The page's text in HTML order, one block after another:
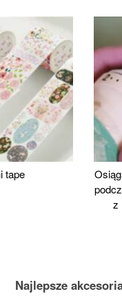
tape
z
Najlepsze